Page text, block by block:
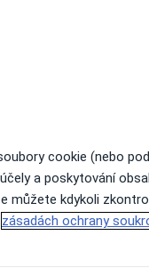
není k
termín
cookie (nebo
a poskytování
můžete kdykoli
zásadách ochrany